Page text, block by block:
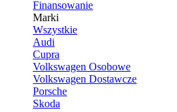
Finansowanie
Marki
Wszystkie
Audi
Cupra
Volkswagen Osobowe
Volkswagen Dostawcze
Porsche
Skoda